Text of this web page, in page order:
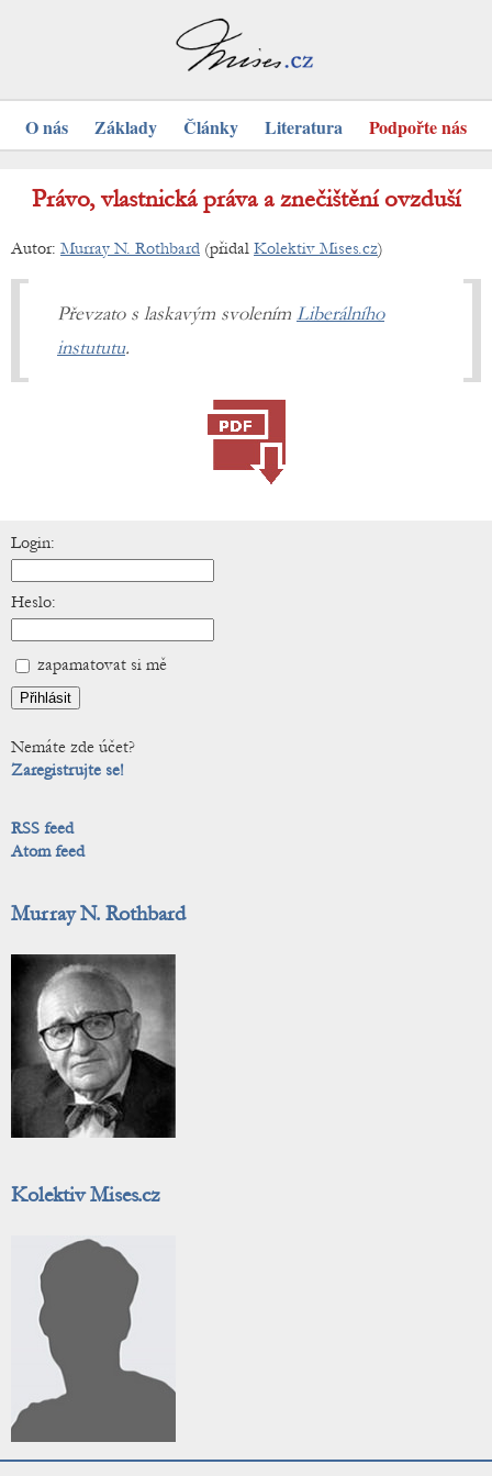
O nás Základy Články Literatura Podpořte nás
Právo, vlastnická práva a znečištění ovzduší
Autor: Murray N. Rothbard (přidal Kolektiv Mises.cz)
Převzato s laskavým svolením Liberálního
instututu.
Login:
Heslo:
zapamatovat si mě
Nemáte zde účet?
Zaregistrujte se!
RSS feed
Atom feed
Murray N. Rothbard
Kolektiv Mises.cz